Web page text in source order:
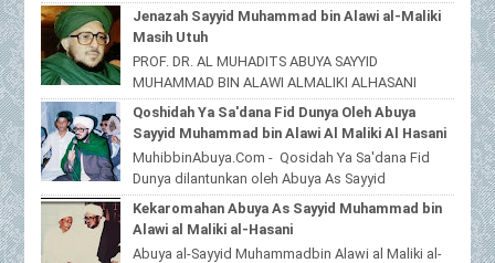
Jenazah Sayyid Muhammad bin Alawi al-Maliki
Masih Utuh
PROF. DR. AL MUHADITS ABUYA SAYYID
MUHAMMAD BIN ALAWI ALMALIKI ALHASANI
MuhibbinAbuya.Com - Jenazah Sayyid
Muhammad bin Alawi al-Malik...
Qoshidah Ya Sa'dana Fid Dunya Oleh Abuya
Sayyid Muhammad bin Alawi Al Maliki Al Hasani
MuhibbinAbuya.Com - Qosidah Ya Sa'dana Fid
Dunya dilantunkan oleh Abuya As Sayyid
Muhammad Alawi Al Maliki Al Hasani ra. Qoshidah
beri...
Kekaromahan Abuya As Sayyid Muhammad bin
Alawi al Maliki al-Hasani
Abuya al-Sayyid Muhammadbin Alawi al Maliki al-